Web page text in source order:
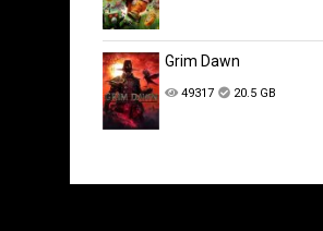
Grim Dawn
49317 20.5 GB